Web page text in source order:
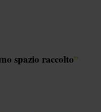
spazio raccolto”